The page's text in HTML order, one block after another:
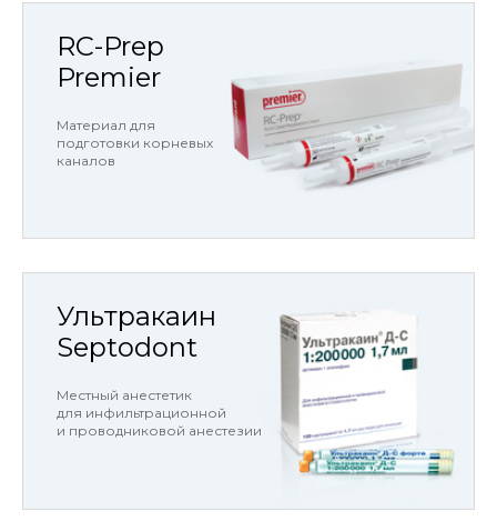
RC-Prep
Premier
Материал для
подготовки корневых
каналов
Ультракаин
Septodont
Местный анестетик
для инфильтрационной
и проводниковой анестезии